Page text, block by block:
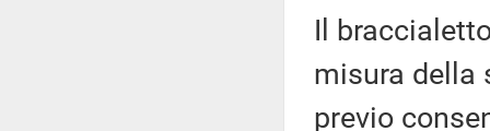
Il
misura della
previo